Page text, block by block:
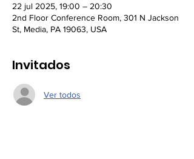
22 jul 2025, 19:00 – 20:30
2nd Floor Conference Room, 301 N Jackson
St, Media, PA 19063, USA
Invitados
Ver todos